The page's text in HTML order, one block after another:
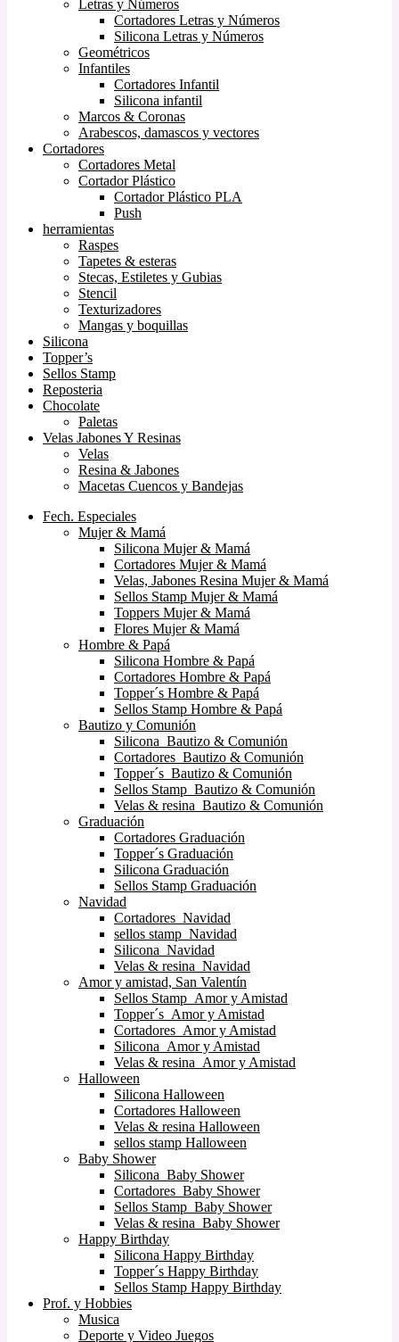
Letras y Números
Cortadores Letras y Números
Silicona Letras y Números
Geométricos
Infantiles
Cortadores Infantil
Silicona infantil
Marcos & Coronas
Arabescos, damascos y vectores
Cortadores
Cortadores Metal
Cortador Plástico
Cortador Plástico PLA
Push
herramientas
Raspes
Tapetes & esteras
Stecas, Estiletes y Gubias
Stencil
Texturizadores
Mangas y boquillas
Silicona
Topper’s
Sellos Stamp
Reposteria
Chocolate
Paletas
Velas Jabones Y Resinas
Velas
Resina & Jabones
Macetas Cuencos y Bandejas
Fech. Especiales
Mujer & Mamá
Silicona Mujer & Mamá
Cortadores Mujer & Mamá
Velas, Jabones Resina Mujer & Mamá
Sellos Stamp Mujer & Mamá
Toppers Mujer & Mamá
Flores Mujer & Mamá
Hombre & Papá
Silicona Hombre & Papá
Cortadores Hombre & Papá
Topper´s Hombre & Papá
Sellos Stamp Hombre & Papá
Bautizo y Comunión
Silicona Bautizo & Comunión
Cortadores Bautizo & Comunión
Topper´s Bautizo & Comunión
Sellos Stamp Bautizo & Comunión
Velas & resina Bautizo & Comunión
Graduación
Cortadores Graduación
Topper´s Graduación
Silicona Graduación
Sellos Stamp Graduación
Navidad
Cortadores Navidad
sellos stamp Navidad
Silicona Navidad
Velas & resina Navidad
Amor y amistad, San Valentín
Sellos Stamp Amor y Amistad
Topper´s Amor y Amistad
Cortadores Amor y Amistad
Silicona Amor y Amistad
Velas & resina Amor y Amistad
Halloween
Silicona Halloween
Cortadores Halloween
Velas & resina Halloween
sellos stamp Halloween
Baby Shower
Silicona Baby Shower
Cortadores Baby Shower
Sellos Stamp Baby Shower
Velas & resina Baby Shower
Happy Birthday
Silicona Happy Birthday
Topper´s Happy Birthday
Sellos Stamp Happy Birthday
Prof. y Hobbies
Musica
Deporte y Video Juegos